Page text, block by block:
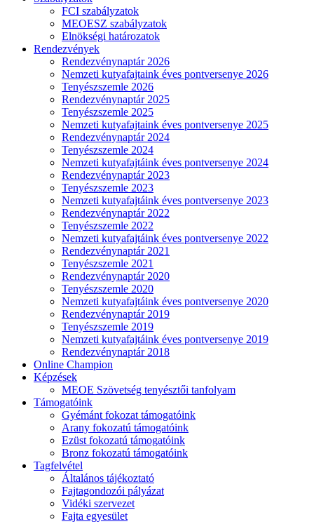
FCI szabályzatok
MEOESZ szabályzatok
Elnökségi határozatok
Rendezvények
Rendezvénynaptár 2026
Nemzeti kutyafajtaink éves pontversenye 2026
Tenyészszemle 2026
Rendezvénynaptár 2025
Tenyészszemle 2025
Nemzeti kutyafajtaink éves pontversenye 2025
Rendezvénynaptár 2024
Tenyészszemle 2024
Nemzeti kutyafajtáink éves pontversenye 2024
Rendezvénynaptár 2023
Tenyészszemle 2023
Nemzeti kutyafajtáink éves pontversenye 2023
Rendezvénynaptár 2022
Tenyészszemle 2022
Nemzeti kutyafajtáink éves pontversenye 2022
Rendezvénynaptár 2021
Tenyészszemle 2021
Rendezvénynaptár 2020
Tenyészszemle 2020
Nemzeti kutyafajtáink éves pontversenye 2020
Rendezvénynaptár 2019
Tenyészszemle 2019
Nemzeti kutyafajtáink éves pontversenye 2019
Rendezvénynaptár 2018
Online Champion
Képzések
MEOE Szövetség tenyésztői tanfolyam
Támogatóink
Gyémánt fokozat támogatóink
Arany fokozatú támogatóink
Ezüst fokozatú támogatóink
Bronz fokozatú támogatóink
Tagfelvétel
Általános tájékoztató
Fajtagondozói pályázat
Vidéki szervezet
Fajta egyesület